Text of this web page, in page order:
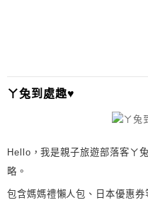
I
V
ㄚ兔到處趣♥
Hello，我是親子旅遊部落客ㄚ
略。
包含媽媽禮懶人包、日本優惠